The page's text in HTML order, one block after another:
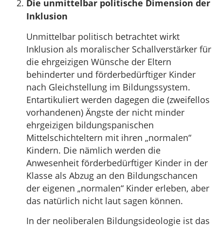
Die unmittelbar politische Dimension der
Inklusion
Unmittelbar politisch betrachtet wirkt
Inklusion als moralischer Schallverstärker für
die ehrgeizigen Wünsche der Eltern
behinderter und förderbedürftiger Kinder
nach Gleichstellung im Bildungssystem.
Entartikuliert werden dagegen die (zweifellos
vorhandenen) Ängste der nicht minder
ehrgeizigen bildungspanischen
Mittelschichteltern mit ihren „normalen“
Kindern. Die nämlich werden die
Anwesenheit förderbedürftiger Kinder in der
Klasse als Abzug an den Bildungschancen
der eigenen „normalen“ Kinder erleben, aber
das natürlich nicht laut sagen können.
In der neoliberalen Bildungsideologie ist das